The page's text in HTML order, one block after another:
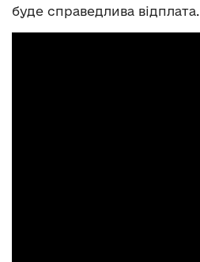
буде справедлива відплата.